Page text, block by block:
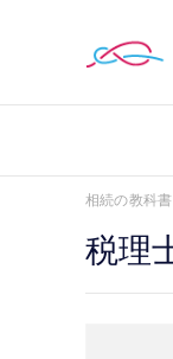
相続の教科書
税理